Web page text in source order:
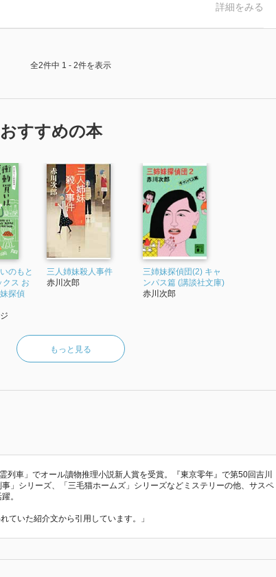
詳細をみる
全2件中 1 - 2件を表示
すすめの本
のもと
クス お
探偵
三人姉妹殺人事件
赤川次郎
三姉妹探偵団(2) キャ
ンパス篇 (講談社文庫)
赤川次郎
もっと見る
列車」でオール讀物推理小説新人賞を受賞。『東京零年』で第50回吉川
」シリーズ、「三毛猫ホームズ」シリーズなどミステリーの他、サスペ
。
ていた紹介文から引用しています。」